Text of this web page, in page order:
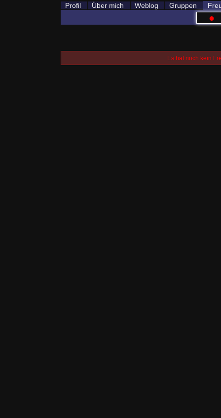
Profil Über mich Weblog Gruppen
●
Es hat noch kein